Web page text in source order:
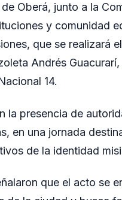
Oberá, junto a la
y comunidad
que se realizará
Andrés
14.
la presencia de
en una jornada
de la identidad
que el acto se